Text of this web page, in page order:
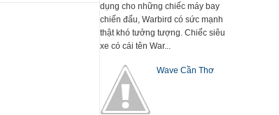
dụng cho những chiếc máy bay
chiến đấu, Warbird có sức mạnh
thật khó tưởng tượng. Chiếc siêu
xe có cái tên War...
Wave Cần Thơ